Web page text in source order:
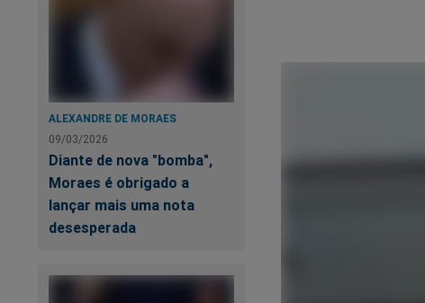
ALEXANDRE DE MORAES
09/03/2026
Diante de nova "bomba",
Moraes é obrigado a
lançar mais uma nota
desesperada